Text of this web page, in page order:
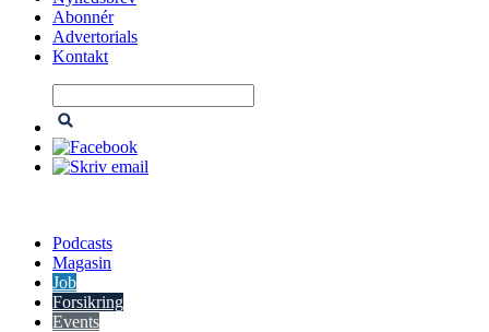
Abonnér
Advertorials
Kontakt
Podcasts
Magasin
Job
Forsikring
Events